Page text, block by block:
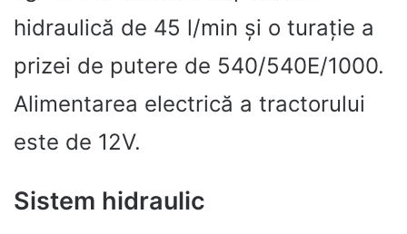
hidraulică de 45 l/min și o turație a
prizei de putere de 540/540E/1000.
Alimentarea electrică a tractorului
este de 12V.
Sistem hidraulic